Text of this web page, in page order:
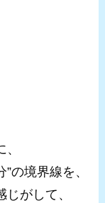
の境界線を、
がして、